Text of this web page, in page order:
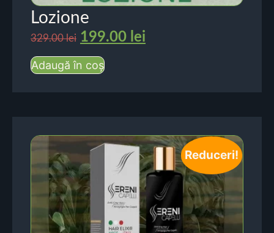
Lozione
329.00lei 199.00 lei
Adaugă în coș
Reduceri!